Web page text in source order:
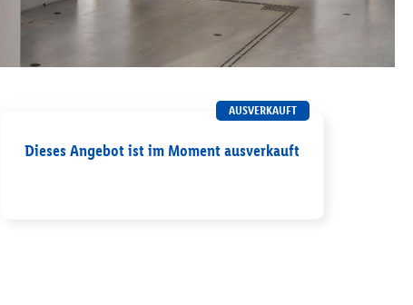
AUSVERKAUFT
Dieses Angebot ist im Moment ausverkauft